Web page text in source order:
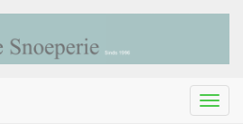
Menu